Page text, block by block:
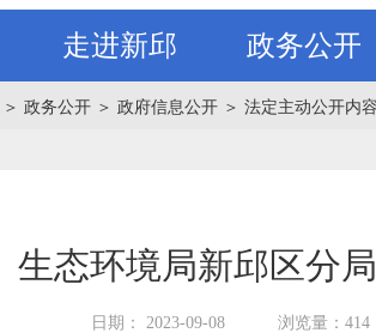
走进新邱 政务公开
＞ 政务公开 ＞ 政府信息公开 ＞ 法定主动公开内容
生态环境局新邱区分
日期： 2023-09-08 浏览量：414